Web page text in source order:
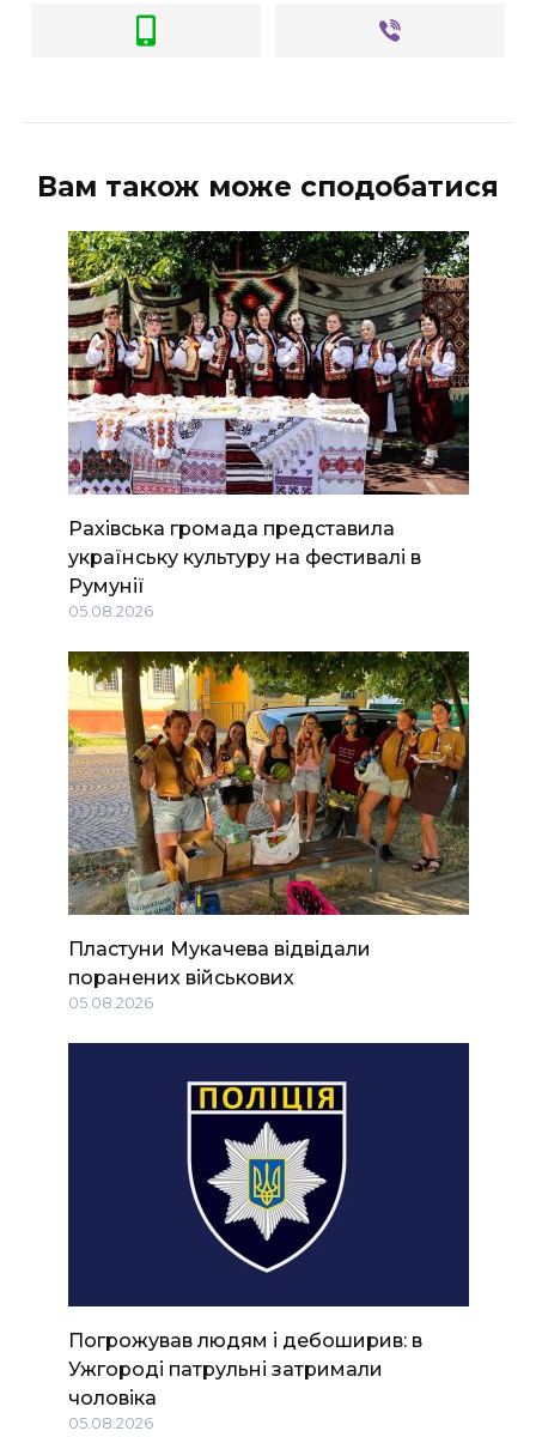
Вам також може сподобатися
Рахівська громада представила
українську культуру на фестивалі в
Румунії
05.08.2026
Пластуни Мукачева відвідали
поранених військових
05.08.2026
Погрожував людям і дебоширив: в
Ужгороді патрульні затримали
чоловіка
05.08.2026